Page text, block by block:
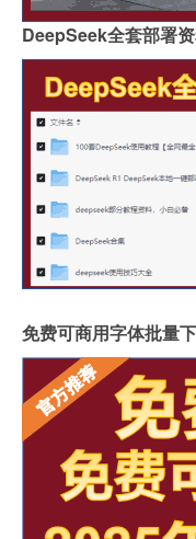
DeepSeek全套部署
免费可商用字体批量